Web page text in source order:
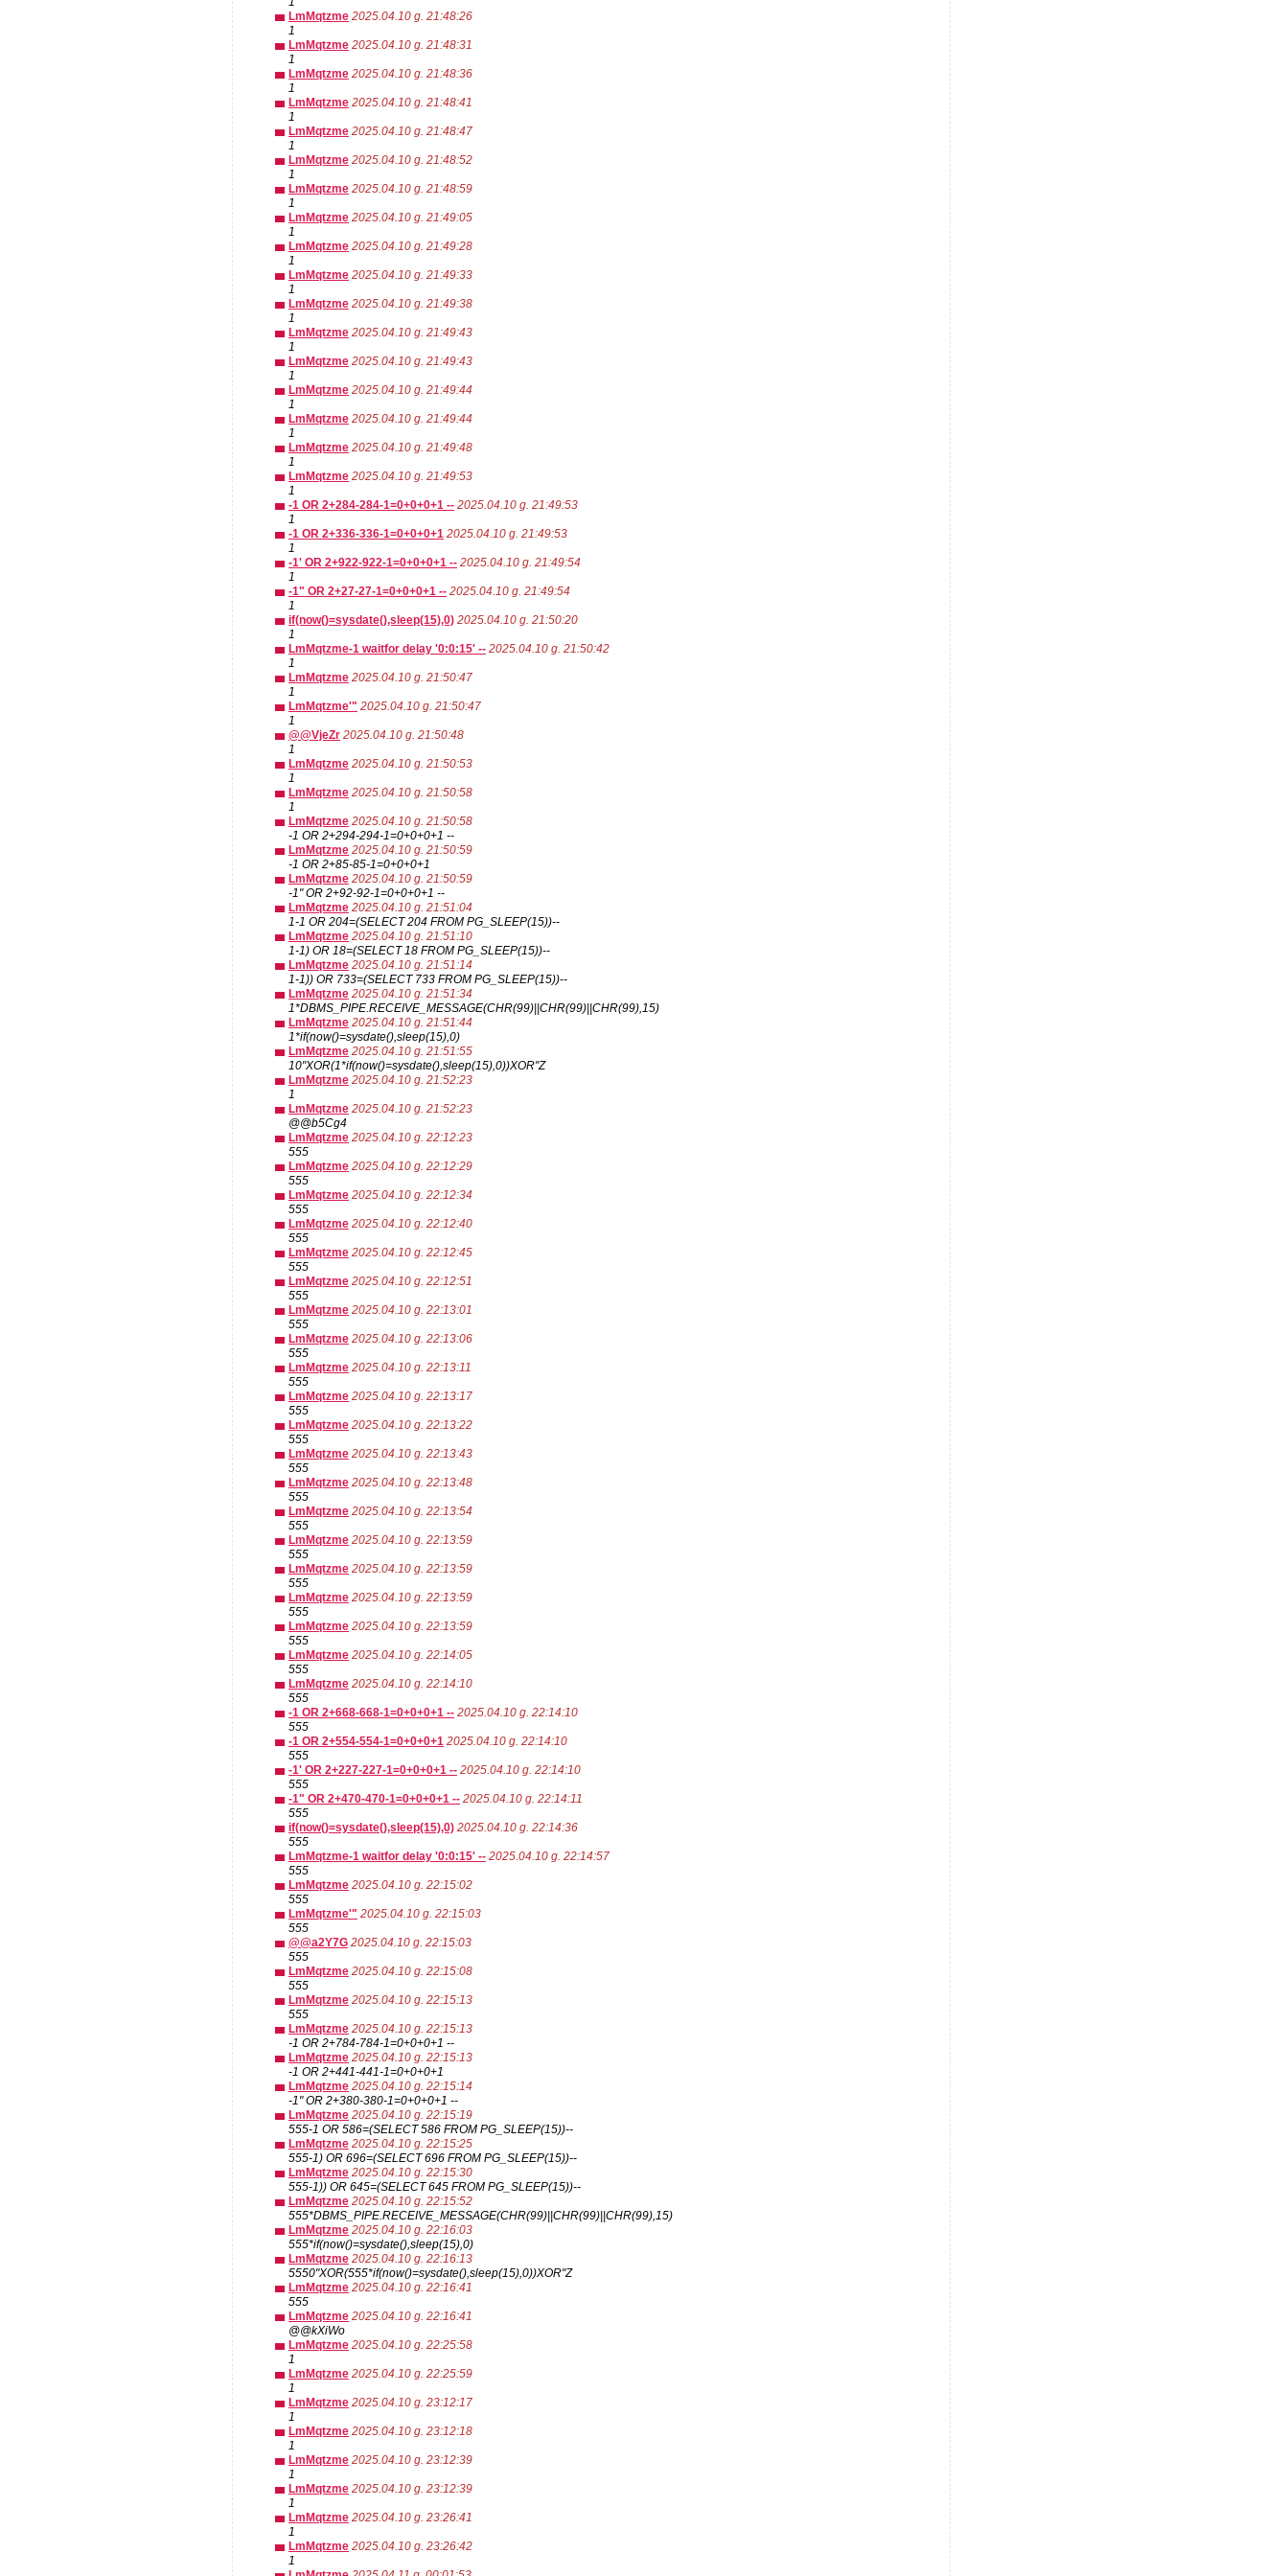
LmMqtzme 2025.04.10 g. 21:48:26
1
LmMqtzme 2025.04.10 g. 21:48:31
1
LmMqtzme 2025.04.10 g. 21:48:36
1
LmMqtzme 2025.04.10 g. 21:48:41
1
LmMqtzme 2025.04.10 g. 21:48:47
1
LmMqtzme 2025.04.10 g. 21:48:52
1
LmMqtzme 2025.04.10 g. 21:48:59
1
LmMqtzme 2025.04.10 g. 21:49:05
1
LmMqtzme 2025.04.10 g. 21:49:28
1
LmMqtzme 2025.04.10 g. 21:49:33
1
LmMqtzme 2025.04.10 g. 21:49:38
1
LmMqtzme 2025.04.10 g. 21:49:43
1
LmMqtzme 2025.04.10 g. 21:49:43
1
LmMqtzme 2025.04.10 g. 21:49:44
1
LmMqtzme 2025.04.10 g. 21:49:44
1
LmMqtzme 2025.04.10 g. 21:49:48
1
LmMqtzme 2025.04.10 g. 21:49:53
1
-1 OR 2+284-284-1=0+0+0+1 -- 2025.04.10 g. 21:49:53
1
-1 OR 2+336-336-1=0+0+0+1 2025.04.10 g. 21:49:53
1
-1' OR 2+922-922-1=0+0+0+1 -- 2025.04.10 g. 21:49:54
1
-1" OR 2+27-27-1=0+0+0+1 -- 2025.04.10 g. 21:49:54
1
if(now()=sysdate(),sleep(15),0) 2025.04.10 g. 21:50:20
1
LmMqtzme-1 waitfor delay '0:0:15' -- 2025.04.10 g. 21:50:42
1
LmMqtzme 2025.04.10 g. 21:50:47
1
LmMqtzme'" 2025.04.10 g. 21:50:47
1
@@VjeZr 2025.04.10 g. 21:50:48
1
LmMqtzme 2025.04.10 g. 21:50:53
1
LmMqtzme 2025.04.10 g. 21:50:58
1
LmMqtzme 2025.04.10 g. 21:50:58
-1 OR 2+294-294-1=0+0+0+1 --
LmMqtzme 2025.04.10 g. 21:50:59
-1 OR 2+85-85-1=0+0+0+1
LmMqtzme 2025.04.10 g. 21:50:59
-1" OR 2+92-92-1=0+0+0+1 --
LmMqtzme 2025.04.10 g. 21:51:04
1-1 OR 204=(SELECT 204 FROM PG_SLEEP(15))--
LmMqtzme 2025.04.10 g. 21:51:10
1-1) OR 18=(SELECT 18 FROM PG_SLEEP(15))--
LmMqtzme 2025.04.10 g. 21:51:14
1-1)) OR 733=(SELECT 733 FROM PG_SLEEP(15))--
LmMqtzme 2025.04.10 g. 21:51:34
1*DBMS_PIPE.RECEIVE_MESSAGE(CHR(99)||CHR(99)||CHR(99),15)
LmMqtzme 2025.04.10 g. 21:51:44
1*if(now()=sysdate(),sleep(15),0)
LmMqtzme 2025.04.10 g. 21:51:55
10"XOR(1*if(now()=sysdate(),sleep(15),0))XOR"Z
LmMqtzme 2025.04.10 g. 21:52:23
1
LmMqtzme 2025.04.10 g. 21:52:23
@@b5Cg4
LmMqtzme 2025.04.10 g. 22:12:23
555
LmMqtzme 2025.04.10 g. 22:12:29
555
LmMqtzme 2025.04.10 g. 22:12:34
555
LmMqtzme 2025.04.10 g. 22:12:40
555
LmMqtzme 2025.04.10 g. 22:12:45
555
LmMqtzme 2025.04.10 g. 22:12:51
555
LmMqtzme 2025.04.10 g. 22:13:01
555
LmMqtzme 2025.04.10 g. 22:13:06
555
LmMqtzme 2025.04.10 g. 22:13:11
555
LmMqtzme 2025.04.10 g. 22:13:17
555
LmMqtzme 2025.04.10 g. 22:13:22
555
LmMqtzme 2025.04.10 g. 22:13:43
555
LmMqtzme 2025.04.10 g. 22:13:48
555
LmMqtzme 2025.04.10 g. 22:13:54
555
LmMqtzme 2025.04.10 g. 22:13:59
555
LmMqtzme 2025.04.10 g. 22:13:59
555
LmMqtzme 2025.04.10 g. 22:13:59
555
LmMqtzme 2025.04.10 g. 22:13:59
555
LmMqtzme 2025.04.10 g. 22:14:05
555
LmMqtzme 2025.04.10 g. 22:14:10
555
-1 OR 2+668-668-1=0+0+0+1 -- 2025.04.10 g. 22:14:10
555
-1 OR 2+554-554-1=0+0+0+1 2025.04.10 g. 22:14:10
555
-1' OR 2+227-227-1=0+0+0+1 -- 2025.04.10 g. 22:14:10
555
-1" OR 2+470-470-1=0+0+0+1 -- 2025.04.10 g. 22:14:11
555
if(now()=sysdate(),sleep(15),0) 2025.04.10 g. 22:14:36
555
LmMqtzme-1 waitfor delay '0:0:15' -- 2025.04.10 g. 22:14:57
555
LmMqtzme 2025.04.10 g. 22:15:02
555
LmMqtzme'" 2025.04.10 g. 22:15:03
555
@@a2Y7G 2025.04.10 g. 22:15:03
555
LmMqtzme 2025.04.10 g. 22:15:08
555
LmMqtzme 2025.04.10 g. 22:15:13
555
LmMqtzme 2025.04.10 g. 22:15:13
-1 OR 2+784-784-1=0+0+0+1 --
LmMqtzme 2025.04.10 g. 22:15:13
-1 OR 2+441-441-1=0+0+0+1
LmMqtzme 2025.04.10 g. 22:15:14
-1" OR 2+380-380-1=0+0+0+1 --
LmMqtzme 2025.04.10 g. 22:15:19
555-1 OR 586=(SELECT 586 FROM PG_SLEEP(15))--
LmMqtzme 2025.04.10 g. 22:15:25
555-1) OR 696=(SELECT 696 FROM PG_SLEEP(15))--
LmMqtzme 2025.04.10 g. 22:15:30
555-1)) OR 645=(SELECT 645 FROM PG_SLEEP(15))--
LmMqtzme 2025.04.10 g. 22:15:52
555*DBMS_PIPE.RECEIVE_MESSAGE(CHR(99)||CHR(99)||CHR(99),15)
LmMqtzme 2025.04.10 g. 22:16:03
555*if(now()=sysdate(),sleep(15),0)
LmMqtzme 2025.04.10 g. 22:16:13
5550"XOR(555*if(now()=sysdate(),sleep(15),0))XOR"Z
LmMqtzme 2025.04.10 g. 22:16:41
555
LmMqtzme 2025.04.10 g. 22:16:41
@@kXiWo
LmMqtzme 2025.04.10 g. 22:25:58
1
LmMqtzme 2025.04.10 g. 22:25:59
1
LmMqtzme 2025.04.10 g. 23:12:17
1
LmMqtzme 2025.04.10 g. 23:12:18
1
LmMqtzme 2025.04.10 g. 23:12:39
1
LmMqtzme 2025.04.10 g. 23:12:39
1
LmMqtzme 2025.04.10 g. 23:26:41
1
LmMqtzme 2025.04.10 g. 23:26:42
1